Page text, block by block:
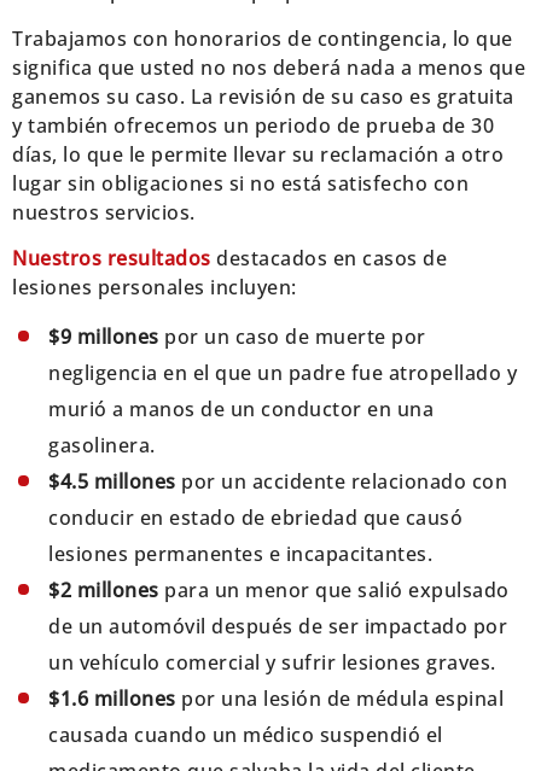
Trabajamos con honorarios de contingencia, lo que
significa que usted no nos deberá nada a menos que
ganemos su caso. La revisión de su caso es gratuita
y también ofrecemos un periodo de prueba de 30
días, lo que le permite llevar su reclamación a otro
lugar sin obligaciones si no está satisfecho con
nuestros servicios.
Nuestros resultados destacados en casos de
lesiones personales incluyen:
$9 millones por un caso de muerte por
negligencia en el que un padre fue atropellado y
murió a manos de un conductor en una
gasolinera.
$4.5 millones por un accidente relacionado con
conducir en estado de ebriedad que causó
lesiones permanentes e incapacitantes.
$2 millones para un menor que salió expulsado
de un automóvil después de ser impactado por
un vehículo comercial y sufrir lesiones graves.
$1.6 millones por una lesión de médula espinal
causada cuando un médico suspendió el